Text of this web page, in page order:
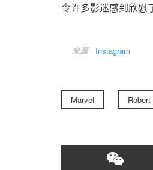
令许多影迷感到欣慰
来源 Instagram
Marvel